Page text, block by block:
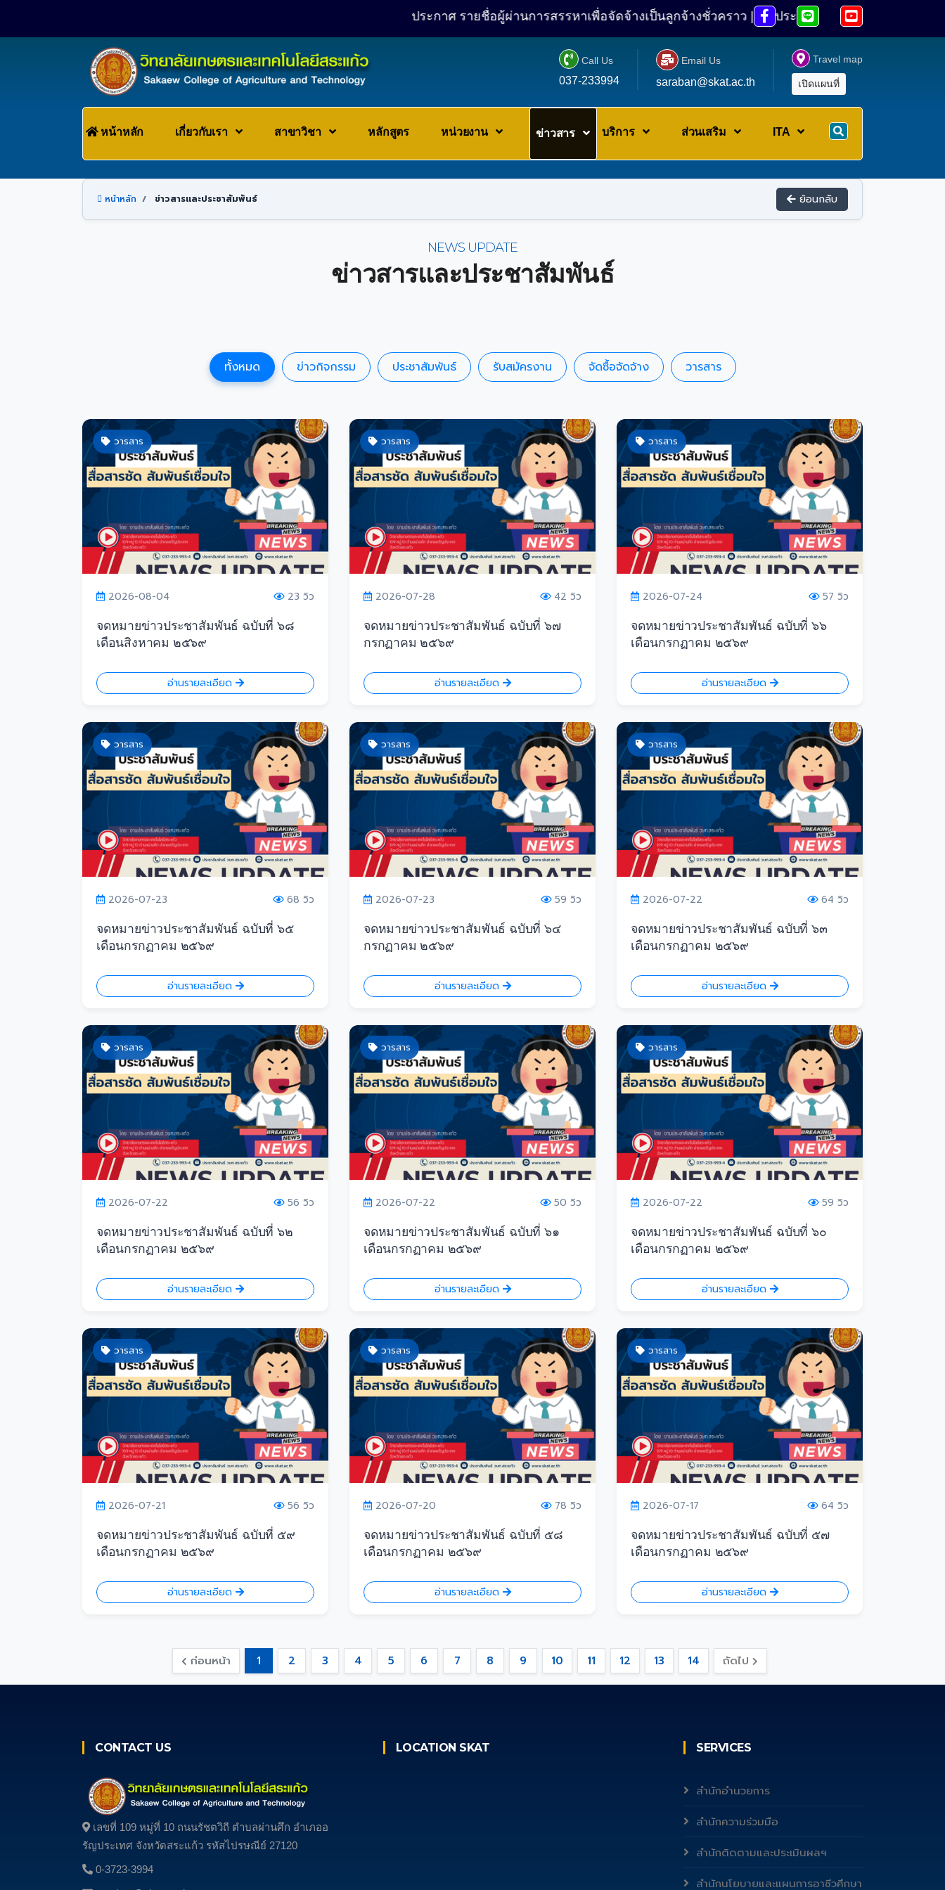
ประกาศ รายชื่อผู้ผ่านการสรรหาเพื่อจัดจ้างเป็นลูกจ้างชั่วคราว || ประกาศ รายชื่อผู้มีสิทธิเข้ารับการปร
  
 Call Us
037-233994
 Email Us
saraban@skat.ac.th
 Travel map
เปิดแผนที่
หน้าหลัก เกี่ยวกับเรา สาขาวิชา หลักสูตร หน่วยงาน ข่าวสาร บริการ ส่วนเสริม ITA
หน้าหลัก ข่าวสารและประชาสัมพันธ์ ย้อนกลับ
NEWS UPDATE
ข่าวสารและประชาสัมพันธ์
ทั้งหมด ข่าวกิจกรรม ประชาสัมพันธ์ รับสมัครงาน จัดซื้อจัดจ้าง วารสาร
วารสาร
2026-08-04
23 วิว
จดหมายข่าวประชาสัมพันธ์ ฉบับที่ ๖๘
เดือนสิงหาคม ๒๕๖๙
อ่านรายละเอียด
วารสาร
2026-07-28
42 วิว
จดหมายข่าวประชาสัมพันธ์ ฉบับที่ ๖๗
กรกฏาคม ๒๕๖๙
อ่านรายละเอียด
วารสาร
2026-07-24
57 วิว
จดหมายข่าวประชาสัมพันธ์ ฉบับที่ ๖๖
เดือนกรกฏาคม ๒๕๖๙
อ่านรายละเอียด
วารสาร
2026-07-23
68 วิว
จดหมายข่าวประชาสัมพันธ์ ฉบับที่ ๖๕
เดือนกรกฏาคม ๒๕๖๙
อ่านรายละเอียด
วารสาร
2026-07-23
59 วิว
จดหมายข่าวประชาสัมพันธ์ ฉบับที่ ๖๔
กรกฏาคม ๒๕๖๙
อ่านรายละเอียด
วารสาร
2026-07-22
64 วิว
จดหมายข่าวประชาสัมพันธ์ ฉบับที่ ๖๓
เดือนกรกฏาคม ๒๕๖๙
อ่านรายละเอียด
วารสาร
2026-07-22
56 วิว
จดหมายข่าวประชาสัมพันธ์ ฉบับที่ ๖๒
เดือนกรกฏาคม ๒๕๖๙
อ่านรายละเอียด
วารสาร
2026-07-22
50 วิว
จดหมายข่าวประชาสัมพันธ์ ฉบับที่ ๖๑
เดือนกรกฏาคม ๒๕๖๙
อ่านรายละเอียด
วารสาร
2026-07-22
59 วิว
จดหมายข่าวประชาสัมพันธ์ ฉบับที่ ๖๐
เดือนกรกฏาคม ๒๕๖๙
อ่านรายละเอียด
วารสาร
2026-07-21
56 วิว
จดหมายข่าวประชาสัมพันธ์ ฉบับที่ ๕๙
เดือนกรกฏาคม ๒๕๖๙
อ่านรายละเอียด
วารสาร
2026-07-20
78 วิว
จดหมายข่าวประชาสัมพันธ์ ฉบับที่ ๕๘
เดือนกรกฏาคม ๒๕๖๙
อ่านรายละเอียด
วารสาร
2026-07-17
64 วิว
จดหมายข่าวประชาสัมพันธ์ ฉบับที่ ๕๗
เดือนกรกฏาคม ๒๕๖๙
อ่านรายละเอียด
ก่อนหน้า 1 2 3 4 5 6 7 8 9 10 11 12 13 14 ถัดไป
CONTACT US
เลขที่ 109 หมู่ที่ 10 ถนนรัชตวิถี ตําบลผ่านศึก อําเภออ
รัญประเทศ จังหวัดสระแก้ว รหัสไปรษณีย์ 27120
0-3723-3994
LOCATION SKAT SERVICES
สำนักอำนวยการ
สำนักความร่วมมือ
สำนักติดตามและประเมินผลฯ
สำนักนโยบายและแผนการอาชีวศึกษา